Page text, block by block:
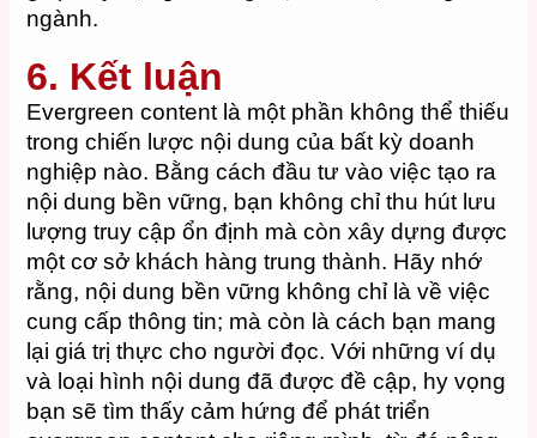
ngành.
6. Kết luận
Evergreen content là một phần không thể thiếu
trong chiến lược nội dung của bất kỳ doanh
nghiệp nào. Bằng cách đầu tư vào việc tạo ra
nội dung bền vững, bạn không chỉ thu hút lưu
lượng truy cập ổn định mà còn xây dựng được
một cơ sở khách hàng trung thành. Hãy nhớ
rằng, nội dung bền vững không chỉ là về việc
cung cấp thông tin; mà còn là cách bạn mang
lại giá trị thực cho người đọc. Với những ví dụ
và loại hình nội dung đã được đề cập, hy vọng
bạn sẽ tìm thấy cảm hứng để phát triển